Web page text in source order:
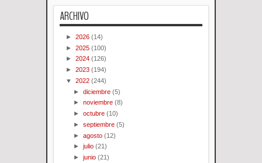
ARCHIVO
► 2026 (14)
► 2025 (100)
► 2024 (126)
► 2023 (194)
▼ 2022 (244)
►diciembre (5)
►noviembre (8)
►octubre (10)
►septiembre (5)
►agosto (12)
►julio (21)
►junio (21)